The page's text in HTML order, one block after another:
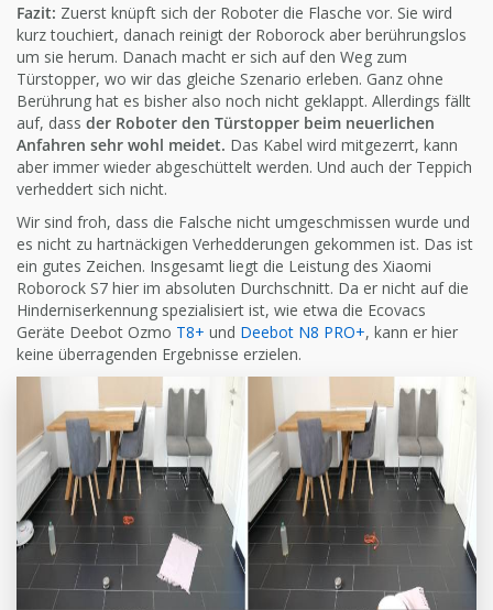
Fazit: Zuerst knüpft sich der Roboter die Flasche vor. Sie wird
kurz touchiert, danach reinigt der Roborock aber berührungslos
um sie herum. Danach macht er sich auf den Weg zum
Türstopper, wo wir das gleiche Szenario erleben. Ganz ohne
Berührung hat es bisher also noch nicht geklappt. Allerdings fällt
auf, dass der Roboter den Türstopper beim neuerlichen
Anfahren sehr wohl meidet. Das Kabel wird mitgezerrt, kann
aber immer wieder abgeschüttelt werden. Und auch der Teppich
verheddert sich nicht.
Wir sind froh, dass die Falsche nicht umgeschmissen wurde und
es nicht zu hartnäckigen Verhedderungen gekommen ist. Das ist
ein gutes Zeichen. Insgesamt liegt die Leistung des Xiaomi
Roborock S7 hier im absoluten Durchschnitt. Da er nicht auf die
Hinderniserkennung spezialisiert ist, wie etwa die Ecovacs
Geräte Deebot Ozmo T8+ und Deebot N8 PRO+, kann er hier
keine überragenden Ergebnisse erzielen.